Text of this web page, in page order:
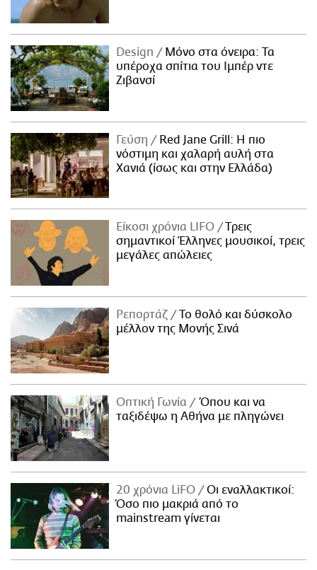
Design
Μόνο στα όνειρα: Τα
υπέροχα σπίτια του Ιμπέρ ντε
Ζιβανσί
Γεύση
Red Jane Grill: Η πιο
νόστιμη και χαλαρή αυλή στα
Χανιά (ίσως και στην Ελλάδα)
Είκοσι χρόνια LIFO
Tρεις
σημαντικοί Έλληνες μουσικοί, τρεις
μεγάλες απώλειες
Ρεπορτάζ
Το θολό και δύσκολο
μέλλον της Μονής Σινά
Οπτική Γωνία
Όπου και να
ταξιδέψω η Αθήνα με πληγώνει
20 χρόνια LiFO
Οι εναλλακτικοί:
Όσο πιο μακριά από το
mainstream γίνεται